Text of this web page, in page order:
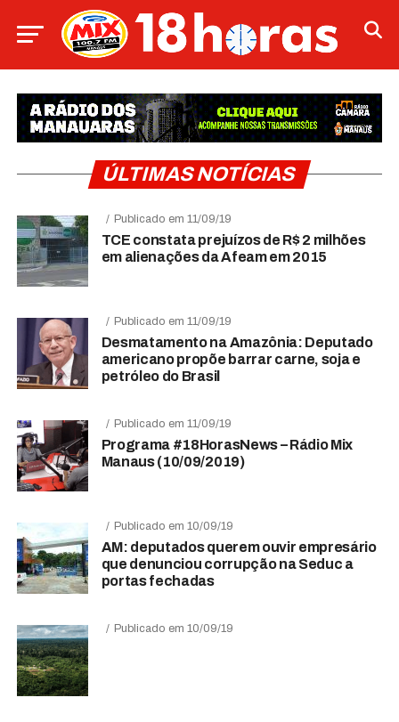
ÚLTIMAS NOTÍCIAS
Publicado em 11/09/19
TCE constata prejuízos de R$ 2 milhões
em alienações da Afeam em 2015
Publicado em 11/09/19
Desmatamento na Amazônia: Deputado
americano propõe barrar carne, soja e
petróleo do Brasil
Publicado em 11/09/19
Programa #18HorasNews – Rádio Mix
Manaus (10/09/2019)
Publicado em 10/09/19
AM: deputados querem ouvir empresário
que denunciou corrupção na Seduc a
portas fechadas
Publicado em 10/09/19